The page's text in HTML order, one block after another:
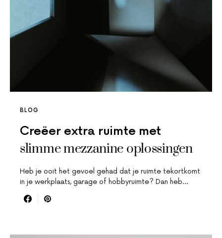
BLOG
Creëer extra ruimte met
slimme mezzanine oplossingen
Heb je ooit het gevoel gehad dat je ruimte tekortkomt
in je werkplaats, garage of hobbyruimte? Dan heb…